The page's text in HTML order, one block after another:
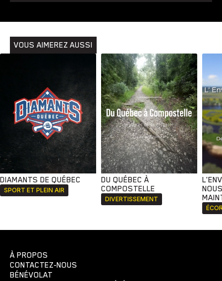
VOUS AIMEREZ AUSSI
DIAMANTS DE QUÉBEC
SPORT ET PLEIN AIR
DU QUÉBEC À
COMPOSTELLE
DIVERTISSEMENT
À PROPOS
CONTACTEZ-NOUS
BÉNÉVOLAT